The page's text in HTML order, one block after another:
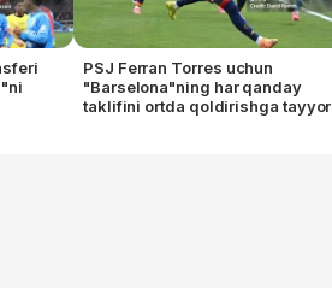
PSJ Ferran Torres uchun
"Barselona"ning har qanday
taklifini ortda qoldirishga tayyor